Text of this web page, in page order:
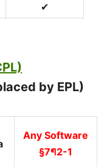
✔
by EPL)
Any Software
§7¶2-1